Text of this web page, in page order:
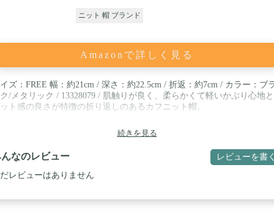
ニット 帽 ブランド
Amazonで詳しく見る
ズ：FREE 幅：約21cm / 深さ：約22.5cm / 折返：約7cm / カラー：ブ
/メタリック / 13328079 / 肌触りが良く、柔らかくて軽いかぶり心地
ト感の良さが特徴の折り返しのあるカフニット帽。
続きを見る
なのレビュー レビューを書く
レビューはありません